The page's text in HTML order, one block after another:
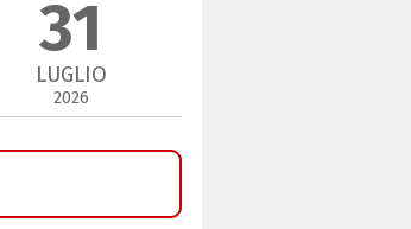
31
LUGLIO
2026